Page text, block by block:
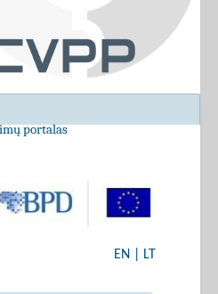
portalas
EN LT